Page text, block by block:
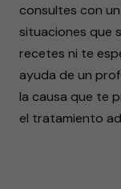
consultes con
situaciones que
recetes ni te
ayuda de un
la causa que te
el tratamiento